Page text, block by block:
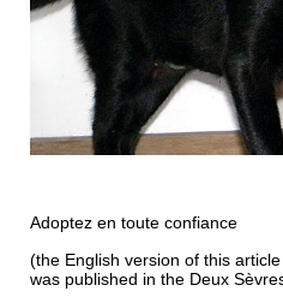
Adoptez en toute confiance
(the English version of this
was published in the Deux